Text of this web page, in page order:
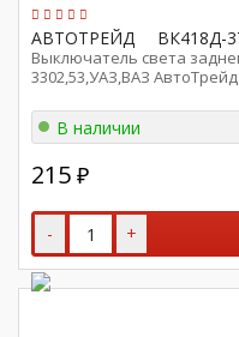
АВТОТРЕЙД ВК418Д-
Выключатель света
3302,53,УАЗ,ВАЗ
В наличии
215 ₽
- +